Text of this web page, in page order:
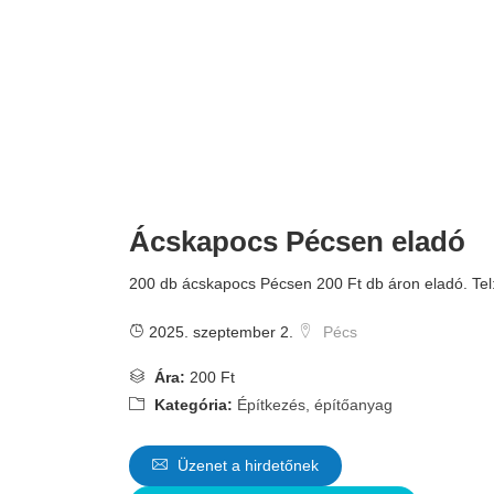
Ácskapocs Pécsen eladó
200 db ácskapocs Pécsen 200 Ft db áron eladó.
2025. szeptember 2. Pécs
Ára: 200 Ft
Kategória: Építkezés, építőanyag
Üzenet a hirdetőnek